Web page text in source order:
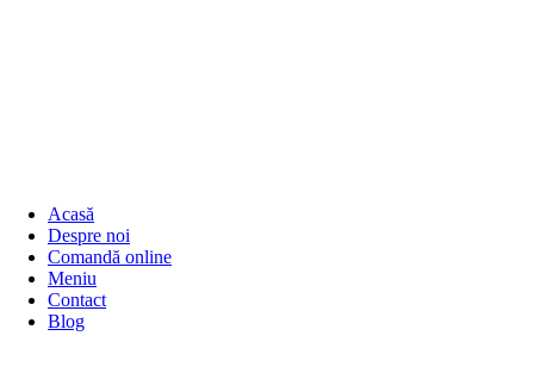
Acasă
Despre noi
Comandă online
Meniu
Contact
Blog